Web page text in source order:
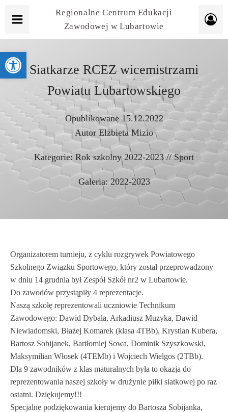
Regionalne Centrum Edukacji
Zawodowej w Lubartowie
Siatkarze RCEZ wicemistrzami
Powiatu Lubartowskiego
Opublikowane 15.12.2022
Autor Elżbieta Mizio
Kategorie: Rok szkolny 2022-2023 // Sport
Galeria: 2022-2023
Organizatorem turnieju, z cyklu rozgrywek Powiatowego
Szkolnego Związku Sportowego, który został przeprowadzony
w dniu 14 grudnia był Zespół Szkół nr2 w Lubartowie.
Do zawodów przystąpiły 4 reprezentacje.
Naszą szkołę reprezentowali uczniowie Technikum
Zawodowego: Dawid Dybała, Arkadiusz Muzyka, Dawid
Niewiadomski, Błażej Komarek (klasa 4TBb), Krystian Kubera,
Bartosz Sobijanek, Bartłomiej Sowa, Dominik Szyszkowski,
Maksymilian Włosek (4TEMb) i Wojciech Wielgos (2TBb).
Dla 9 zawodników z klas maturalnych była to okazja do
reprezentowania naszej szkoły w drużynie piłki siatkowej po raz
ostatni. Dziękujemy!!!
Specjalne podziękowania kierujemy do Bartosza Sobijanka,
Otwórz pasek narzędzi